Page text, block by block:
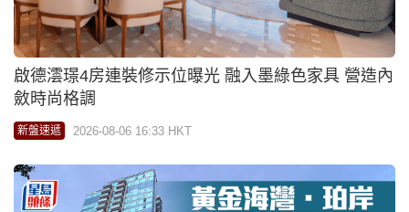
啟德澐璟4房連裝修示位曝光 融入墨綠色家具 營造內
斂時尚格調
新盤速遞 2026-08-06 16:33 HKT